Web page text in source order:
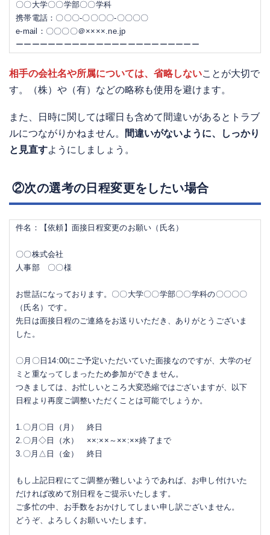
〇〇大学〇〇学部〇〇学科
携帯電話：〇〇〇-〇〇〇〇-〇〇〇〇
e-mail：〇〇〇〇＠××××.ne.jp
ーーーーーーーーーーーーーーーーーーーーーーー
相手の会社名や所属については、省略しないことが大切で
す。（株）や（有）などの略称も使用を避けます。
また、日時に関しては曜日も含めて間違いがあるとトラブ
ルにつながりかねません。
間違いがないように、しっかり
と見直すようにしましょう。
②次の選考の日程変更をしたい場合
件名：【依頼】面接日程変更のお願い（氏名）
〇〇株式会社
人事部 〇〇様
お世話になっております。〇〇大学〇〇学部〇〇学科の〇〇〇〇
（氏名）です。
先日は面接日程のご連絡をお送りいただき、ありがとうございま
した。
〇月〇日14:00にご予定いただいていた面接なのですが、大学のゼ
ミと重なってしまったため参加ができません。
つきましては、お忙しいところ大変恐縮ではございますが、以下
日程より再度ご調整いただくことは可能でしょうか。
1.〇月〇日（月） 終日
2.〇月◇日（水） ××:××～××:××終了まで
3.〇月△日（金） 終日
もし上記日程にてご調整が難しいようであれば、お申し付けいた
だければ改めて別日程をご提示いたします。
ご多忙の中、お手数をおかけしてしまい申し訳ございません。
どうぞ、よろしくお願いいたします。